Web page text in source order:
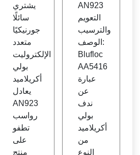
يشتري
سائلًا
جورنيكيًا
متعدد
الإلكتروليت
بولي
أكريلاميد
يعادل
AN923
رواسب
تطفو
على
منتج
AN923
التعويم
والترسيب
الوصف:
Blufloc
AA5416
عبارة
عن
ندف
بولي
أكريلاميد
من
النوع